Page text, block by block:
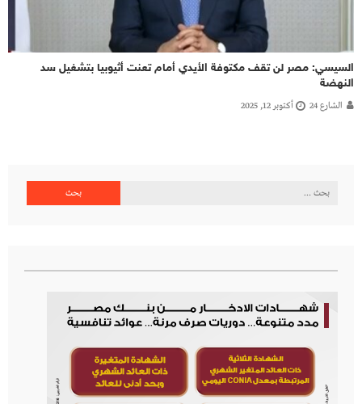
السيسي: مصر لن تقف مكتوفة الأيدي أمام تعنت أثيوبيا بتشغيل سد
النهضة
الشارع 24 أكتوبر 12, 2025
البحث